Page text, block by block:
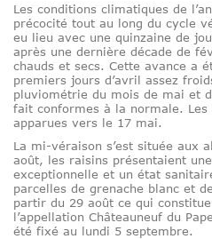
Les conditions climatiques de
précocité tout au long du cycle
eu lieu avec une quinzaine de
après une dernière décade de
chauds et secs. Cette avance a
premiers jours d’avril assez
pluviométrie du mois de mai et
fait conformes à la normale.
apparues vers le 17 mai.
La mi-véraison s’est située aux
août, les raisins présentaient
exceptionnelle et un état
parcelles de grenache blanc et
partir du 29 août ce qui
l’appellation Châteauneuf du
été fixé au lundi 5 septembre.